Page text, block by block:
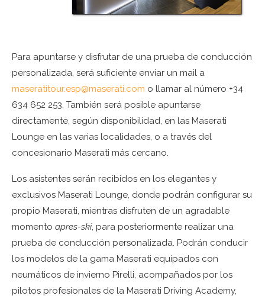
Para apuntarse y disfrutar de una prueba de conducción
personalizada, será suficiente enviar un mail a
maseratitour.esp@maserati.com o llamar al número +34
634 652 253. También será posible apuntarse
directamente, según disponibilidad, en las Maserati
Lounge en las varias localidades, o a través del
concesionario Maserati más cercano.
Los asistentes serán recibidos en los elegantes y
exclusivos Maserati Lounge, donde podrán configurar su
propio Maserati, mientras disfruten de un agradable
momento apres-ski, para posteriormente realizar una
prueba de conducción personalizada. Podrán conducir
los modelos de la gama Maserati equipados con
neumáticos de invierno Pirelli, acompañados por los
pilotos profesionales de la Maserati Driving Academy,